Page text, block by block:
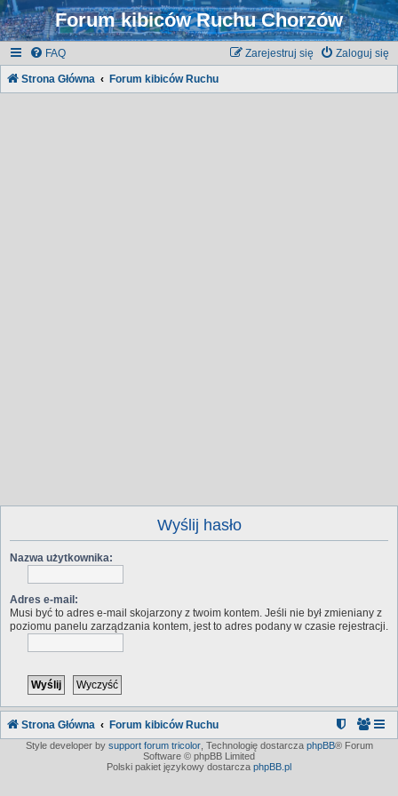
Forum kibiców Ruchu Chorzów
FAQ Zaloguj się
Zarejestruj się
Strona Główna Forum kibiców Ruchu
Wyślij hasło
Nazwa użytkownika:
Adres e-mail:
Musi być to adres e-mail skojarzony z twoim kontem. Jeśli nie był zmieniany z
poziomu panelu zarządzania kontem, jest to adres podany w czasie rejestracji.
Strona Główna Forum kibiców Ruchu
Style developer by support forum tricolor, Technologię dostarcza phpBB® Forum
Software © phpBB Limited
Polski pakiet językowy dostarcza phpBB.pl